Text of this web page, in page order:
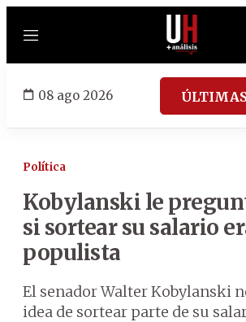
Menú
08 ago 2026
Política
Kobylanski le
si sortear su salario
populista
El senador Walter Kobylanski
idea de sortear parte de su